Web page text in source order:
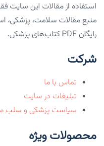
استفاده از مقالات این سایت
منبع مقالات سلامت، پزشکی،
رایگان PDF کتاب‌های پزشکی.
شرکت
تماس با ما
تبلیغات در سایت
سیاست پزشکی و سلب
محصولات ویژه